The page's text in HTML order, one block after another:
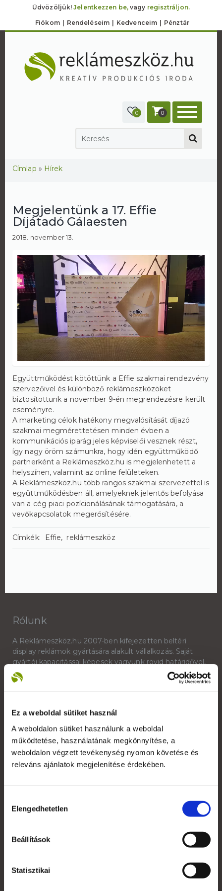
Ez a weboldal sütiket használ
A weboldalon sütiket használunk a weboldal
működtetése, használatának megkönnyítése, a
weboldalon végzett tevékenység nyomon követése és
releváns ajánlatok megjelenítése érdekében.
kiválasztása
Elengedhetetlen
Beállítások
Statisztikai
Üdvözöljük!Jelentkezzen be,vagy regisztráljon.
Fiókom Rendeléseim Kedvenceim Pénztár
0 0
Jelenlegi hely
Címlap » Hírek
Megjelentünk a 17. Effie
Díjátadó Gálaesten
2018. november 13.
Együttműködést kötöttünk a Effie szakmai rendezvény
szervezőivel és különböző reklámeszközöket
biztosítottunk a november 9-én megrendezésre került
eseményre.
A marketing célok hatékony megvalósítását díjazó
szakmai megmérettetésen minden évben a
kommunikációs iparág jeles képviselői vesznek részt,
így nagy öröm számunkra, hogy idén együttműködő
partnerként a Reklámeszköz.hu is megjelenhetett a
helyszínen, valamint az online felületeken.
A Reklámeszköz.hu több rangos szakmai szervezettel is
együttműködésben áll, amelyeknek jelentős befolyása
van a cég piaci pozícionálásának támogatására, a
vevőkapcsolatok megerősítésére.
Címkék: Effie reklámeszköz
Rólunk
A Reklámeszköz.hu 2007-ben kifejezetten beltéri
display reklámok gyártására alakult vállalkozás. Saját
gyártói kapacitással képesek vagyunk rövid határidővel,
versenyképes árakkal kiszolgálni ügyfeleinket.
+36 1 783 5355
Saját fiók
Garanciális feltételek